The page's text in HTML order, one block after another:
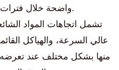
واضحة خلال فترات التشغيل الطويلة.
تشمل اتجاهات المواد
عالي السرعة، والهياكل
منها بشكل مختلف عند